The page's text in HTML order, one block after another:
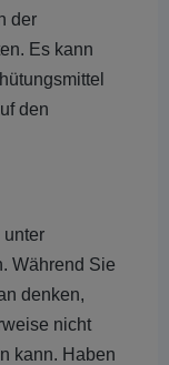
der
Es kann
den
unter
Während Sie
denken,
nicht
kann. Haben